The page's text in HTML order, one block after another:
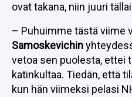
ovat takana, niin juuri
– Puhuimme tästä viime
Samoskevichin
vetoa sen puolesta, ettei
katinkultaa. Tiedän, että
kun hän viimeksi pelasi